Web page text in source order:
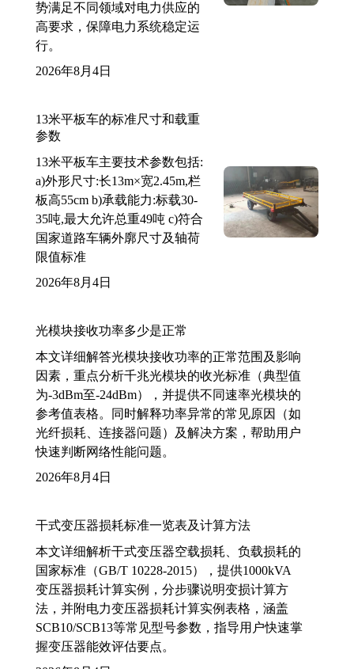
势满足不同领域对电力供应的
高要求，保障电力系统稳定运
行。
2026年8月4日
13米平板车的标准尺寸和载重
参数
13米平板车主要技术参数包括:
a)外形尺寸:长13m×宽2.45m,栏
板高55cm b)承载能力:标载30-
35吨,最大允许总重49吨 c)符合
国家道路车辆外廓尺寸及轴荷
限值标准
2026年8月4日
光模块接收功率多少是正常
本文详细解答光模块接收功率的正常范围及影响
因素，重点分析千兆光模块的收光标准（典型值
为-3dBm至-24dBm），并提供不同速率光模块的
参考值表格。同时解释功率异常的常见原因（如
光纤损耗、连接器问题）及解决方案，帮助用户
快速判断网络性能问题。
2026年8月4日
干式变压器损耗标准一览表及计算方法
本文详细解析干式变压器空载损耗、负载损耗的
国家标准（GB/T 10228-2015），提供1000kVA
变压器损耗计算实例，分步骤说明变损计算方
法，并附电力变压器损耗计算实例表格，涵盖
SCB10/SCB13等常见型号参数，指导用户快速掌
握变压器能效评估要点。